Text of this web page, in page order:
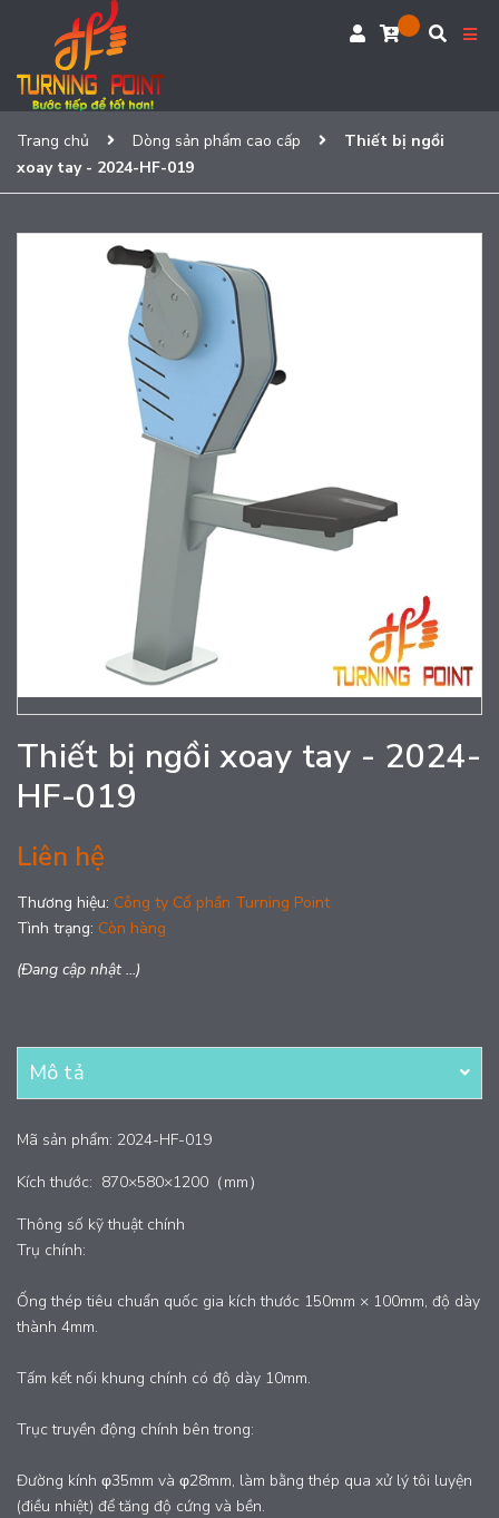
Trang chủ Dòng sản phẩm cao cấp
Thiết bị ngồi
xoay tay - 2024-HF-019
Thiết bị ngồi xoay tay - 2024-
HF-019
Liên hệ
Thương hiệu: Công ty Cổ phần Turning Point
Tình trạng: Còn hàng
(Đang cập nhật ...)
Mô tả
Mã sản phẩm: 2024-HF-019
Kích thước: 870×580×1200（mm）
Thông số kỹ thuật chính
Trụ chính:
Ống thép tiêu chuẩn quốc gia kích thước 150mm × 100mm, độ dày
thành 4mm.
Tấm kết nối khung chính có độ dày 10mm.
Trục truyền động chính bên trong:
Đường kính φ35mm và φ28mm, làm bằng thép qua xử lý tôi luyện
(điều nhiệt) để tăng độ cứng và bền.